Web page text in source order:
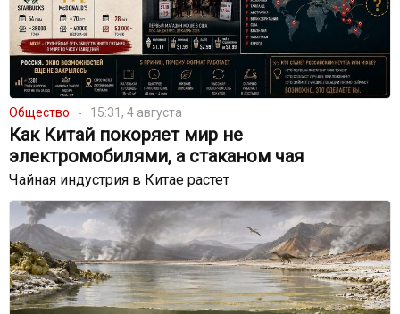
Общество 15:31, 4 августа
Как Китай покоряет мир не
электромобилями, а стаканом чая
Чайная индустрия в Китае растет